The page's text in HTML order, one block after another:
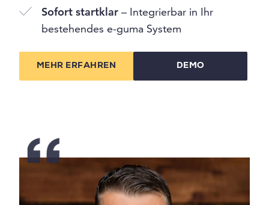
Sofort startklar – Integrierbar in Ihr
bestehendes e-guma System
MEHR ERFAHREN DEMO